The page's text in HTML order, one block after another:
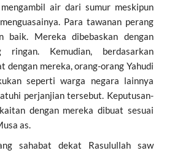
air dari sumur meskipun
Para tawanan perang
baik. Mereka dibebaskan dengan
ringan. Kemudian, berdasarkan
dengan mereka, orang-orang Yahudi
seperti warga negara lainnya
perjanjian tersebut. Keputusan-
dengan mereka dibuat sesuai
as.
sahabat dekat Rasulullah saw